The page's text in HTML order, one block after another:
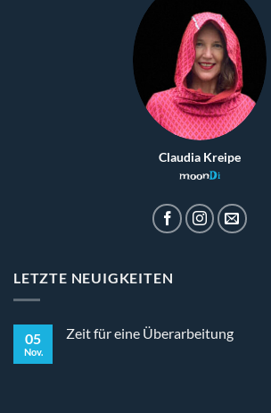
Claudia Kreipe
moonDi
LETZTE NEUIGKEITEN
05
Nov.
Zeit für eine Überarbeitung